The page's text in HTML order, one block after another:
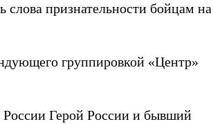
слова признательности бойцам на
группировкой «Центр»
Герой России и бывший